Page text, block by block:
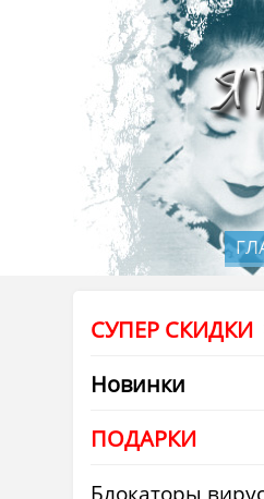
СУПЕР СКИДКИ
Новинки
ПОДАРКИ
Блокаторы